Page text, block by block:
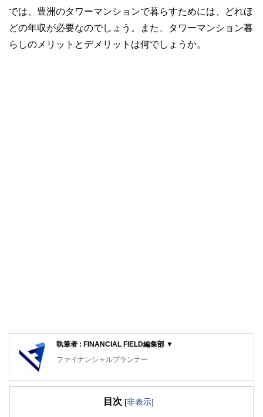
では、豊洲のタワーマンションで暮らすためには、どれほ
どの年収が必要なのでしょう。また、タワーマンション暮
らしのメリットとデメリットは何でしょうか。
執筆者 : FINANCIAL FIELD編集部 ▼
ファイナンシャルプランナー
FinancialField編集部は、金融、経済に関する記事を、日々
知識がない方でも理解できるようわかりやすく発信していま
目次 [非表示]